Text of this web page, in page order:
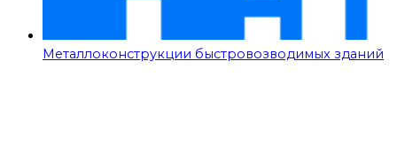
Металлоконструкции быстровозводимых зданий